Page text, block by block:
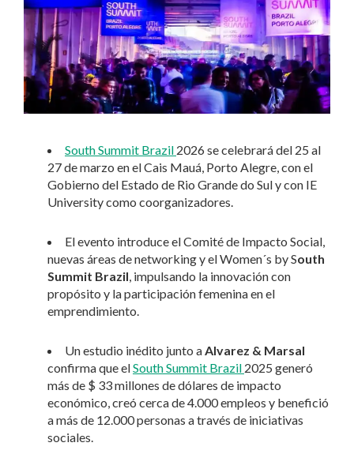
South Summit Brazil 2026 se celebrará del 25 al
27 de marzo en el Cais Mauá, Porto Alegre, con el
Gobierno del Estado de Rio Grande do Sul y con IE
University como coorganizadores.
El evento introduce el Comité de Impacto Social,
nuevas áreas de networking y el Women´s by South
Summit Brazil , impulsando la innovación con
propósito y la participación femenina en el
emprendimiento.
Un estudio inédito junto a Alvarez & Marsal
confirma que elSouth Summit Brazil 2025 generó
más de $ 33 millones de dólares de impacto
económico, creó cerca de 4.000 empleos y benefició
a más de 12.000 personas a través de iniciativas
sociales.